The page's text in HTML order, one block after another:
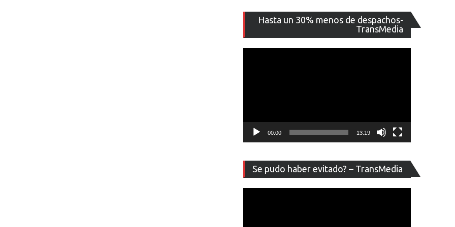
Hasta un 30% menos de despachos-
TransMedia
de
vídeo
00:00 13:19
Se pudo haber evitado? – TransMedia
de
vídeo